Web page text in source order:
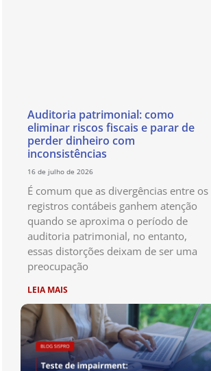
Auditoria patrimonial: como
eliminar riscos fiscais e parar de
perder dinheiro com
inconsistências
16 de julho de 2026
É comum que as divergências entre os
registros contábeis ganhem atenção
quando se aproxima o período de
auditoria patrimonial, no entanto,
essas distorções deixam de ser uma
preocupação
LEIA MAIS